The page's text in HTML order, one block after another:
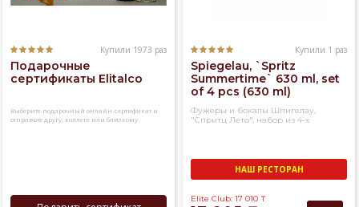
Купили 1973 раз
Подарочные
сертификаты Elitalco
Выберите подарочный онлайн-сертификат и
отправьте другу, коллеге или близкому
Купили 1 раз
Spiegelau, `Spritz
Summertime` 630 ml, set
of 4 pcs (630 ml)
Фужеры и бокалы Шпигелау,
"Спритц Лето", набор из 4-х
НАШ РЕСТОРАН
Elite Club: 17 010 ₸